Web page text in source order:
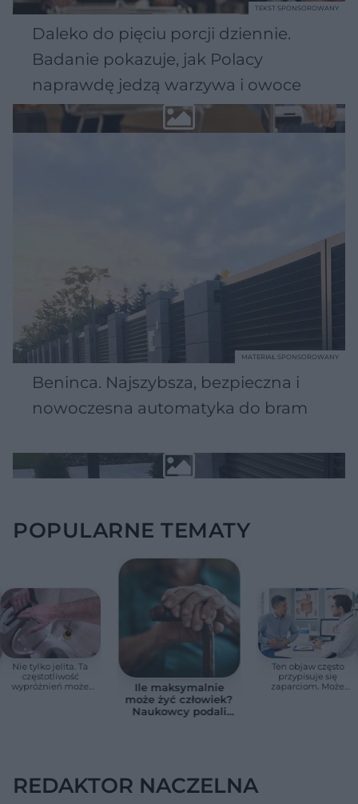
Daleko do pięciu porcji dziennie.
Badanie pokazuje, jak Polacy
naprawdę jedzą warzywa i owoce
TEKST SPONSOROWANY
Beninca. Najszybsza, bezpieczna i
nowoczesna automatyka do bram
MATERIAŁ SPONSOROWANY
POPULARNE TEMATY
Nie tylko jelita. Ta
częstotliwość
wypróżnień może
Ile maksymalnie
może żyć człowiek?
Naukowcy podali
Ten objaw często
przypisuje się
zaparciom. Może
REDAKTOR NACZELNA